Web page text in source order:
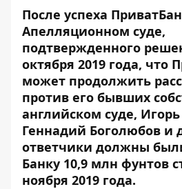
После успеха
Апелляционном суде,
подтвержденного
октября 2019 года, что
может продолжить
против его бывших
английском суде,
Геннадий Боголюбов и
ответчики должны
Банку 10,9 млн фунтов
ноября 2019 года.